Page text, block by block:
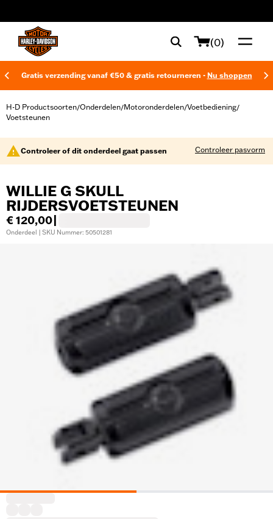
(0)
Gratis verzending vanaf €50 & gratis retourneren - Nu shoppen
H-D Productsoorten/Onderdelen/Motoronderdelen/Voetbediening/
Voetsteunen
Controleer of dit onderdeel gaat passen Controleer pasvorm
WILLIE G SKULL
RIJDERSVOETSTEUNEN
€ 120,00
Onderdeel | SKU Nummer: 50501281